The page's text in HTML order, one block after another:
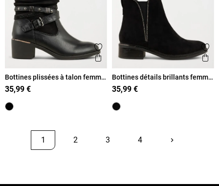
Ajouter aux favoris
Aperçu rapide
Bottines plissées à talon femme
(36-41)
35,99 €
Bottines détails brillants femme
(36-41)
35,99 €
1 2 3 4 keyboard_arrow_rightSuivant